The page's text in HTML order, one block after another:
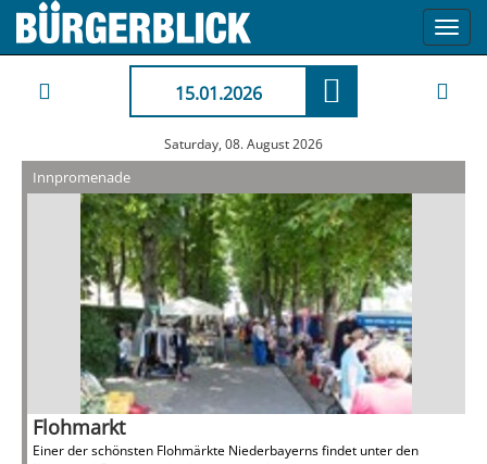
15.01.2026
Saturday, 08. August 2026
Innpromenade
Flohmarkt
Einer der schönsten Flohmärkte Niederbayerns findet unter den